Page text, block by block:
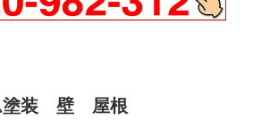
塗装 壁 屋根